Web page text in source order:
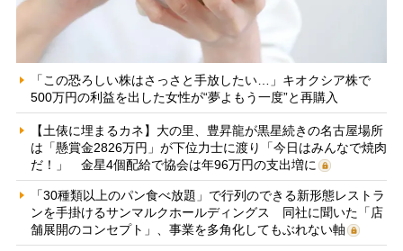
「この恐ろしい株はさっさと手放したい…」キオクシア株で
500万円の利益を出した女性が“夢よもう一度”と再購入
【土俵に埋まるカネ】大の里、豊昇龍が黒星続きの名古屋場所
は「懸賞金2826万円」が下位力士に渡り「今日はみんなで焼肉
だ！」 金星4個配給で協会は年96万円の支出増に
「30種類以上のパン食べ放題」で行列のできる新形態レストラ
ンを手掛けるサンマルクホールディングス 同社に聞いた「店
舗展開のコンセプト」、事業を多角化してもぶれない軸